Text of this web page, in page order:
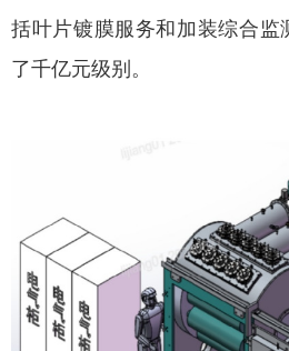
括叶片镀膜服务和加装综合监
了千亿元级别。